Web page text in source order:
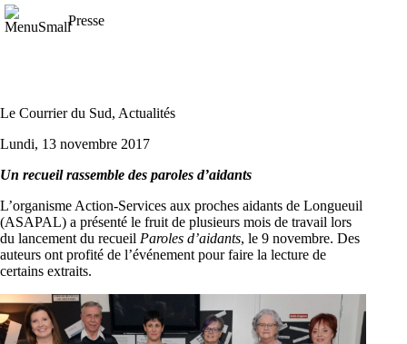
Le Courrier du Sud, Actualités
Lundi, 13 novembre 2017
Un recueil rassemble des paroles d’aidants
L’organisme Action-Services aux proches aidants de Longueuil
(ASAPAL) a présenté le fruit de plusieurs mois de travail lors
du lancement du recueil Paroles d’aidants, le 9 novembre. Des
auteurs ont profité de l’événement pour faire la lecture de
certains extraits.
Presse